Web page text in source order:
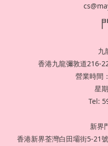
九
香港九龍彌敦道216-
營業時間
星
Tel:
新界
香港新界荃灣白田壩街5-21